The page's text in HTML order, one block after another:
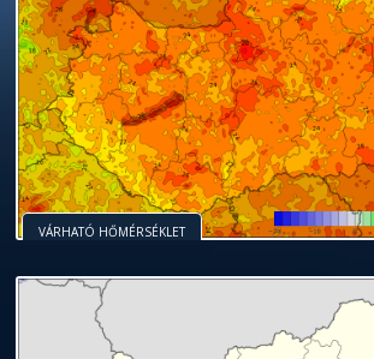
VÁRHATÓ HŐMÉRSÉKLET